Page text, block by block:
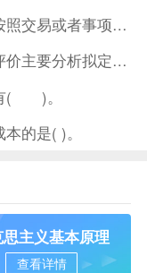
我国《企业会计准则》规定，企业按照交易或者事项的经济特征确定
对于非经营性技术方案，经济效果评价主要分析拟定方案的( )。
( )。
的是( )。
主义基本原理
查看详情